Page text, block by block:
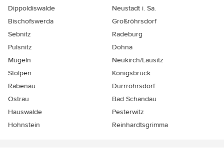
Dippoldiswalde
Neustadt i. Sa.
Bischofswerda
Großröhrsdorf
Sebnitz
Radeburg
Pulsnitz
Dohna
Mügeln
Neukirch/Lausitz
Stolpen
Königsbrück
Rabenau
Dürrröhrsdorf
Ostrau
Bad Schandau
Hauswalde
Pesterwitz
Hohnstein
Reinhardtsgrimma